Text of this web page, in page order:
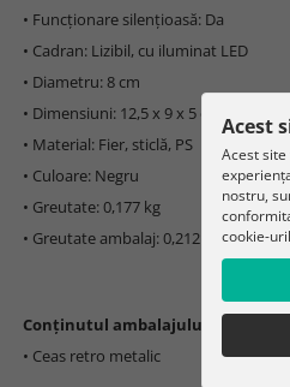
• Funcționare silențioasă: Da
• Cadran: Lizibil, cu iluminat LED
• Diametru: 8 cm
• Dimensiuni: 12,5 x 9 x 5 cm
• Material: Fier, sticlă, PS
• Culoare: Negru
• Greutate: 0,177 kg
• Greutate ambalaj: 0,212 kg
Conținutul ambalajului:
• Ceas retro metalic
Acest
Acest
nostru,
cookie-